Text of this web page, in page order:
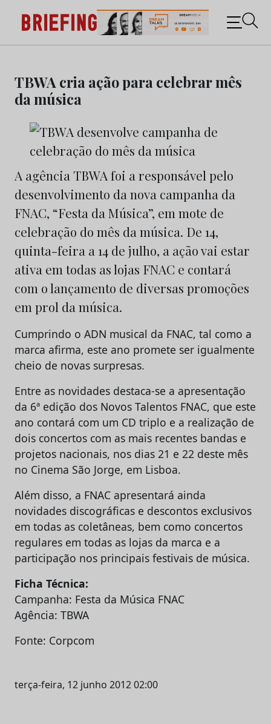
content
Briefing: Todas as notícias sobre os negócios do
Marketing e da Publicidade
TBWA cria ação para celebrar mês
da música
A agência TBWA foi a responsável pelo
desenvolvimento da nova campanha da
FNAC, “Festa da Música”, em mote de
celebração do mês da música. De 14,
quinta-feira a 14 de julho, a ação vai estar
ativa em todas as lojas FNAC e contará
com o lançamento de diversas promoções
em prol da música.
Cumprindo o ADN musical da FNAC, tal como a
marca afirma, este ano promete ser igualmente
cheio de novas surpresas.
Entre as novidades destaca-se a apresentação
da 6ª edição dos Novos Talentos FNAC, que este
ano contará com um CD triplo e a realização de
dois concertos com as mais recentes bandas e
projetos nacionais, nos dias 21 e 22 deste mês
no Cinema São Jorge, em Lisboa.
Além disso, a FNAC apresentará ainda
novidades discográficas e descontos exclusivos
em todas as coletâneas, bem como concertos
regulares em todas as lojas da marca e a
participação nos principais festivais de música.
Ficha Técnica:
Campanha: Festa da Música FNAC
Agência: TBWA
Fonte: Corpcom
terça-feira, 12 junho 2012 02:00